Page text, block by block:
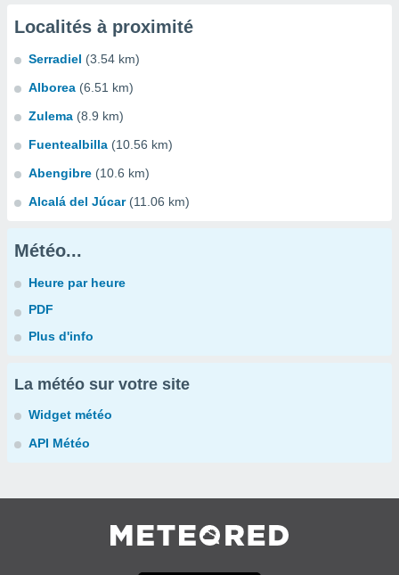
Localités à proximité
Serradiel (3.54 km)
Alborea (6.51 km)
Zulema (8.9 km)
Fuentealbilla (10.56 km)
Abengibre (10.6 km)
Alcalá del Júcar (11.06 km)
Météo...
Heure par heure
PDF
Plus d'info
La météo sur votre site
Widget météo
API Météo